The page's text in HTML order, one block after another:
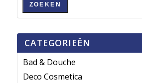
ZOEKEN
CATEGORIEËN
Bad & Douche
Deco Cosmetica